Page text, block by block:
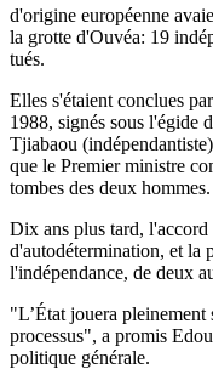
d'origine européenne
la grotte d'Ouvéa: 19
tués.
Elles s'étaient conclues
1988, signés sous l'égide
Tjiabaou
que le Premier ministre
tombes des deux hommes.
Dix ans plus tard,
d'autodétermination, et la
l'indépendance, de deux
"L’État jouera pleinement
processus", a promis
politique générale.